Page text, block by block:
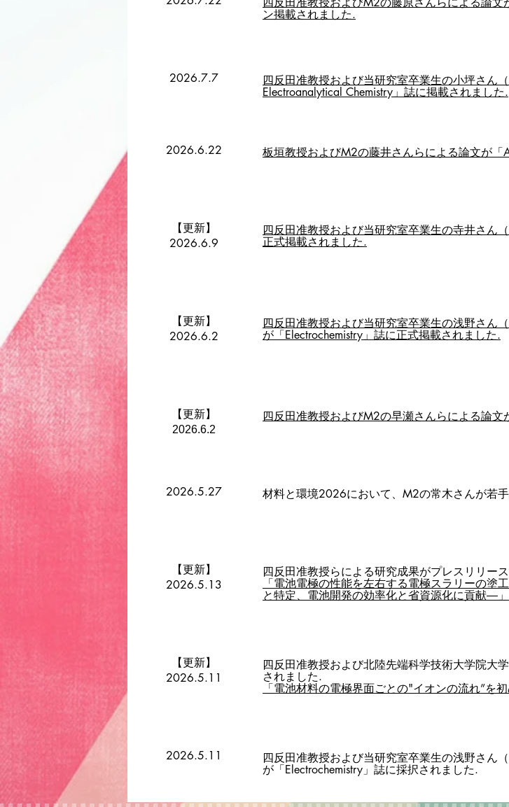
ン掲載されました.
2026.7.7
四反田准教授および当研究室卒業生の小坪さん
Electroanalytical Chemistry」誌に掲載されました.
2026.6.22 板垣教授およびM2の藤井さんらによる論文が「
【更新】
2026.6.9
四反田准教授および当研究室卒業生の寺井さん
正式掲載されました.
【更新】
2026.6.2
四反田准教授および当研究室卒業生の浅野さ
が「Electrochemistry」誌に正式掲載されました.
【更新】
2026.6.2
四反田准教授およびM2の早瀬さんらによる論
2026.5.27 材料と環境2026において、M2の常木さんが若
【更新】
2026.5.13
四反田准教授らによる研究成果がプレスリリー
「電池電極の性能を左右する電極スラリーの
と特定、電池開発の効率化と省資源化に貢献―」
【更新】
2026.5.11
四反田准教授および北陸先端科学技術大学院大
されました.
「電池材料の電極界面ごとの"イオンの流れ”
2026.5.11
四反田准教授および当研究室卒業生の浅野さ
が「Electrochemistry」誌に採択されました.